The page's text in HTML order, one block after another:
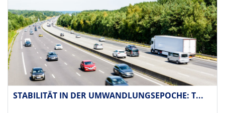
STABILITÄT IN DER UMWANDLUNGSEPOCHE: T...